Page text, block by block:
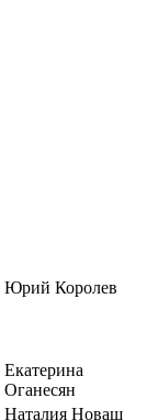
Юрий Королев
Екатерина
Оганесян
Наталия Новаш